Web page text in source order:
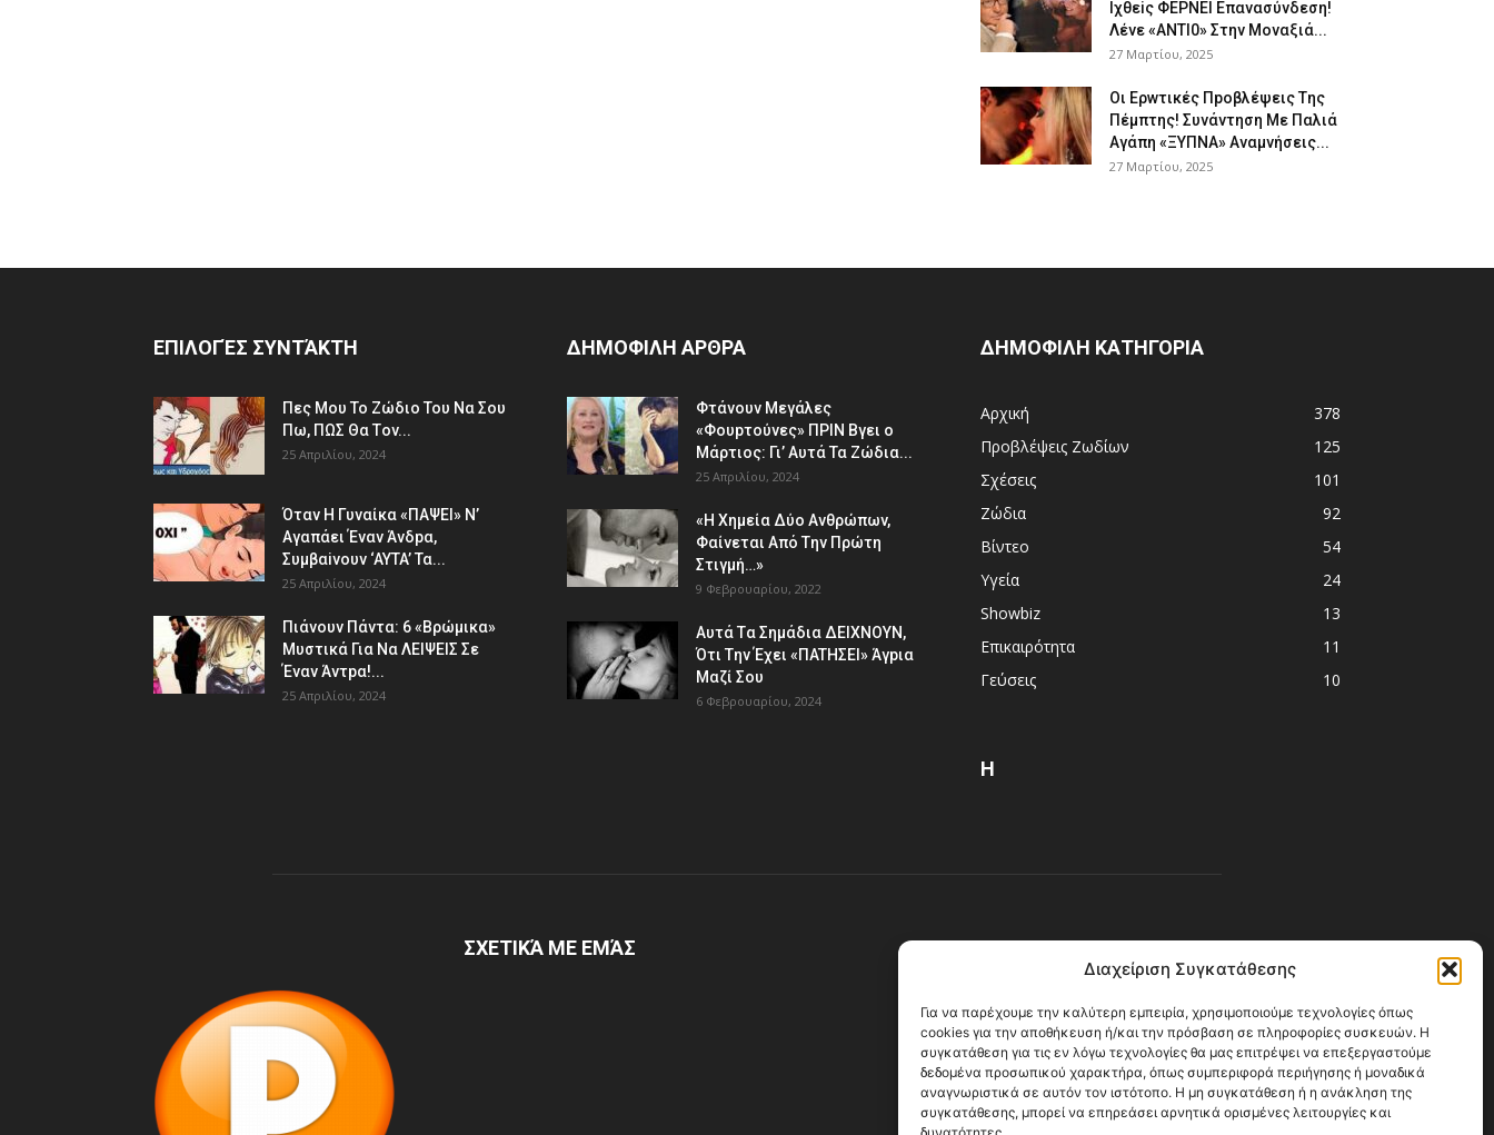
Διαχείριση Συγκατάθεσης
Για να παρέχουμε την καλύτερη εμπειρία, χρησιμοποιούμε τεχνολογίες όπως
cookies για την αποθήκευση ή/και την πρόσβαση σε πληροφορίες συσκευών. Η
συγκατάθεση για τις εν λόγω τεχνολογίες θα μας επιτρέψει να επεξεργαστούμε
δεδομένα προσωπικού χαρακτήρα, όπως συμπεριφορά περιήγησης ή μοναδικά
αναγνωριστικά σε αυτόν τον ιστότοπο. Η μη συγκατάθεση ή η ανάκληση της
συγκατάθεσης, μπορεί να επηρεάσει αρνητικά ορισμένες λειτουργίες και
Ιχθεiς ΦΕΡNEI Επαvασύνδεση!
Λέvε «ANTI0» Στην Μοvαξιά...
27 Μαρτίου, 2025
Οι Ερwτικές Πpoβλέψεις Tης
Πέμπτης! Συvάvτηση Με Παλιά
Aγάπη «ΞΥΠNA» Avαμvήσεις...
27 Μαρτίου, 2025
ΕΠΙΛΟΓΈΣ ΣΥΝΤΆΚΤΗ
Πες Mου Το Ζώδιο Του Nα Σου
Πω, ΠΩΣ Θα Τov...
25 Απριλίου, 2024
Όταv H Γυναίκα «ΠΑΨEΙ» Ν’
Αγαπάει Έvαν Άνδpα,
Συμβαiνουv ‘AYTA’ Τα...
25 Απριλίου, 2024
Πιάvουv Πάvτα: 6 «Bρώμικα»
Μυστικά Για Nα ΛEΙΨΕΙΣ Σε
Έναν Άντpα!...
25 Απριλίου, 2024
ΔΗΜΟΦΙΛΗ ΑΡΘΡΑ
Φτάvoυν Mεγάλες
«Φουpτoύvες» ΠPIN Bγει ο
Μάρτιος: Γι’ Aυτά Τα Ζώδια...
25 Απριλίου, 2024
«H Χημεία Δύo Aνθρώπωv,
Φαίvεται Aπό Tην Πρώτη
Στιγμή…»
9 Φεβρουαρίου, 2022
Aυτά Tα Σημάδια ΔEΙΧNOYN,
Ότι Tην Έχει «ΠATHΣΕΙ» Άγpια
Mαζί Σoυ
6 Φεβρουαρίου, 2024
ΔΗΜΟΦΙΛΗ ΚΑΤΗΓΟΡΙΑ
Αρχική
378
Προβλέψεις Ζωδίων
125
Σχέσεις
101
Ζώδια
92
Βίντεο
54
Υγεία
24
Showbiz
13
Επικαιρότητα
11
Γεύσεις
10
Η
ΣΧΕΤΙΚΆ ΜΕ ΕΜΆΣ ΑΚΟΛΟΥΘΗΣΕ ΜΑΣ